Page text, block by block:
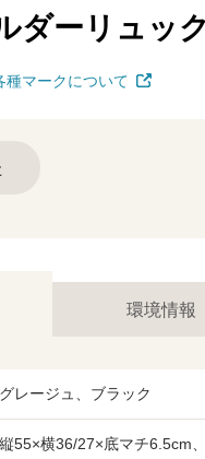
ダーリュック
種マークについて
環境情報
レージュ、ブラック
縦55×横36/27×底マチ6.5cm